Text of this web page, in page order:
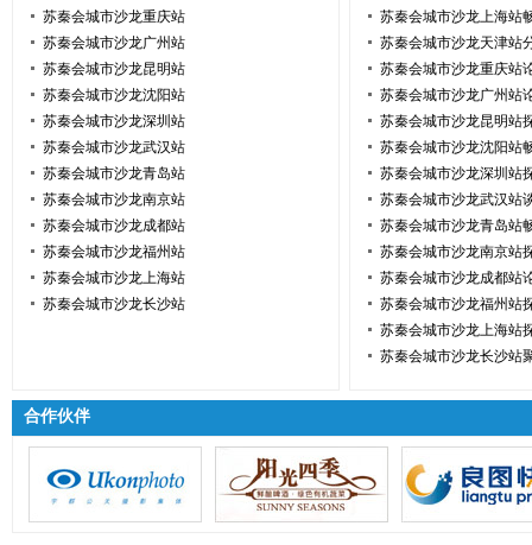
苏秦会城市沙龙重庆站
苏秦会城市沙龙广州站
苏秦会城市沙龙昆明站
苏秦会城市沙龙沈阳站
苏秦会城市沙龙深圳站
苏秦会城市沙龙武汉站
苏秦会城市沙龙青岛站
苏秦会城市沙龙南京站
苏秦会城市沙龙成都站
苏秦会城市沙龙福州站
苏秦会城市沙龙上海站
苏秦会城市沙龙长沙站
苏秦会城市沙龙上海站
苏秦会城市沙龙天津站
苏秦会城市沙龙重庆站
苏秦会城市沙龙广州站
苏秦会城市沙龙昆明站
苏秦会城市沙龙沈阳站
苏秦会城市沙龙深圳站
苏秦会城市沙龙武汉站
苏秦会城市沙龙青岛站
苏秦会城市沙龙南京站
苏秦会城市沙龙成都站
苏秦会城市沙龙福州站
苏秦会城市沙龙上海站
苏秦会城市沙龙长沙站
合作伙伴